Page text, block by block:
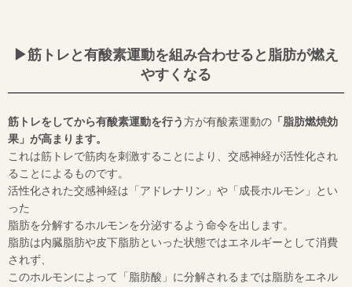
▶︎筋トレと有酸素運動を組み合わせると脂肪が燃え
やすくなる
筋トレをしてから有酸素運動を行う方が有酸素運動の 「脂肪燃焼効
果」が高まります。
これは筋トレで筋肉を刺激することにより、交感神経が活性化され
ることによるものです。
活性化された交感神経は「アドレナリン」や「成長ホルモン」とい
った
脂肪を分解するホルモンを分泌するよう命令を出します。
脂肪は内臓脂肪や皮下脂肪といった状態ではエネルギーとして消費
されず、
このホルモンによって「脂肪酸」に分解されるまでは脂肪をエネル